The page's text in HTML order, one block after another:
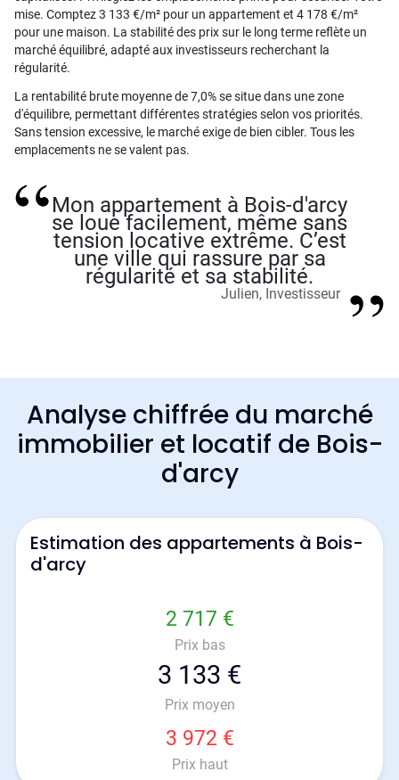
mise. Comptez 3 133 €/m² pour un appartement et 4 178 €/m²
pour une maison. La stabilité des prix sur le long terme reflète un
marché équilibré, adapté aux investisseurs recherchant la
régularité.
La rentabilité brute moyenne de 7,0% se situe dans une zone
d'équilibre, permettant différentes stratégies selon vos priorités.
Sans tension excessive, le marché exige de bien cibler. Tous les
emplacements ne se valent pas.
Mon appartement à Bois-d'arcy
se loue facilement, même sans
tension locative extrême. C’est
une ville qui rassure par sa
régularité et sa stabilité.
Julien, Investisseur
Analyse chiffrée du marché
immobilier et locatif de Bois-
d'arcy
Estimation des appartements à Bois-
d'arcy
2 717 €
Prix bas
3 133 €
Prix moyen
3 972 €
Prix haut